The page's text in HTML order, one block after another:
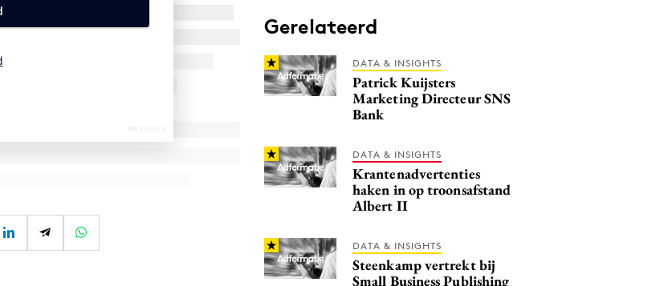
Gerelateerd
DATA & INSIGHTS
Patrick Kuijsters
Marketing Directeur SNS
Bank
DATA & INSIGHTS
Krantenadvertenties
haken in op troonsafstand
Albert II
DATA & INSIGHTS
Steenkamp vertrekt bij
Small Business Publishing